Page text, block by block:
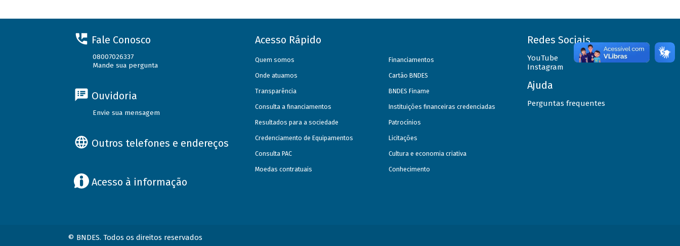
Fale Conosco
08007026337
Mande sua pergunta
Ouvidoria
Envie sua mensagem
Outros telefones e endereços
Acesso à informação
Acesso Rápido
Quem somos
Onde atuamos
Transparência
Consulta a financiamentos
Resultados para a sociedade
Credenciamento de Equipamentos
Consulta PAC
Moedas contratuais
Financiamentos
Cartão BNDES
BNDES Finame
Instituições financeiras credenciadas
Patrocínios
Licitações
Cultura e economia criativa
Conhecimento
Redes Sociais
YouTube
Instagram
Ajuda
Perguntas frequentes
© BNDES. Todos os direitos reservados